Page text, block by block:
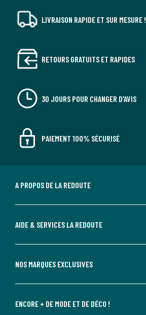
LIVRAISON RAPIDE ET SUR MESURE !
RETOURS GRATUITS ET RAPIDES
30 JOURS POUR CHANGER D'AVIS
PAIEMENT 100% SÉCURISÉ
A PROPOS DE LA REDOUTE
AIDE & SERVICES LA REDOUTE
NOS MARQUES EXCLUSIVES
ENCORE + DE MODE ET DE DÉCO !